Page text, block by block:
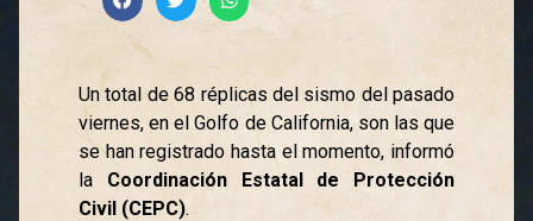
Un total de 68 réplicas del sismo del pasado
viernes, en el Golfo de California, son las que
se han registrado hasta el momento, informó
la Coordinación Estatal de Protección
Civil (CEPC).